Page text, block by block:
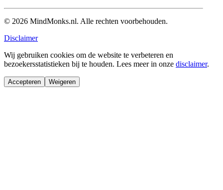
© 2026 MindMonks.nl. Alle rechten voorbehouden.
Disclaimer
Wij gebruiken cookies om de website te verbeteren en
bezoekersstatistieken bij te houden. Lees meer in onze disclaimer.
Accepteren Weigeren